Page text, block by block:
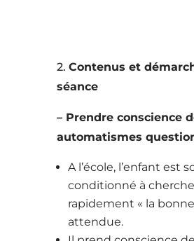
2. Contenus et
séance
– Prendre conscience
automatismes
A l’école, l’enfant est
conditionné à
rapidement « la
attendue.